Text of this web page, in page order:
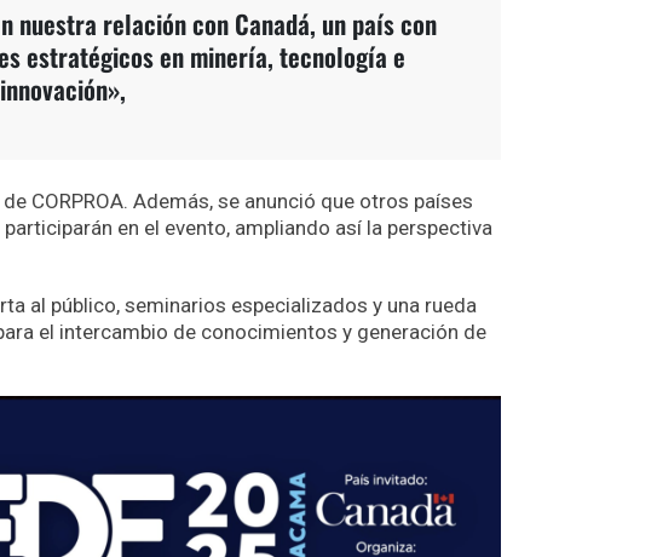
nuestra relación con Canadá, un país con
estratégicos en minería, tecnología e
innovación»,
CORPROA. Además, se anunció que otros países
en el evento, ampliando así la perspectiva
al público, seminarios especializados y una rueda
el intercambio de conocimientos y generación de